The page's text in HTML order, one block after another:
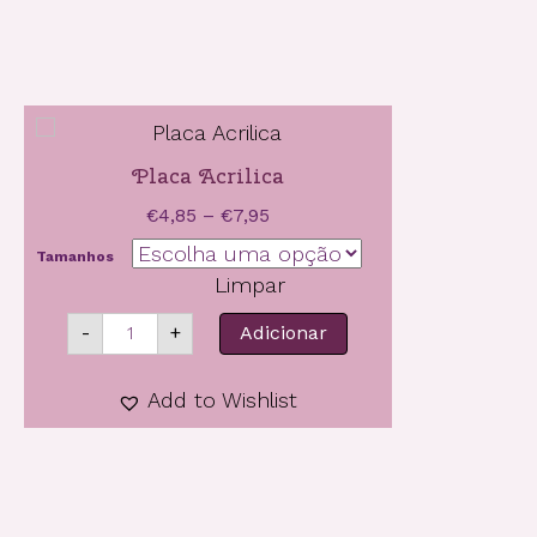
Placa Acrilica
€4,85 – €7,95Price
range:
€4,85
through
€7,95
Tamanhos
Limpar
-
Quantidade
de
Acrilica
+ Adicionar
Add to Wishlist